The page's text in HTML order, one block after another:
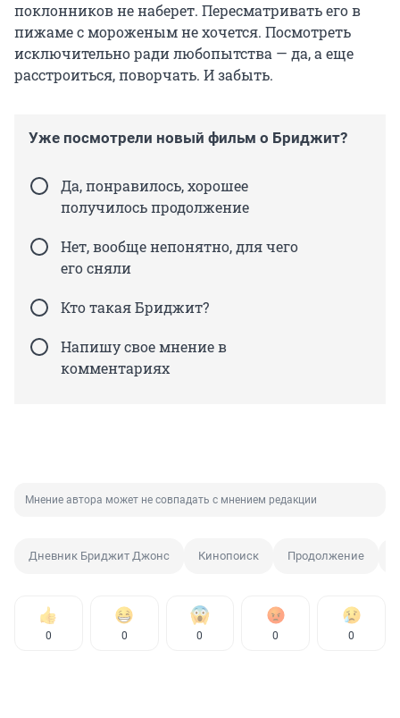
поклонников не наберет. Пересматривать его в
пижаме с мороженым не хочется. Посмотреть
исключительно ради любопытства — да, а еще
расстроиться, поворчать. И забыть.
Уже посмотрели новый фильм о Бриджит?
Да, понравилось, хорошее
получилось продолжение
Нет, вообще непонятно, для чего
его сняли
Кто такая Бриджит?
Напишу свое мнение в
комментариях
Мнение автора может не совпадать с мнением редакции
Дневник Бриджит Джонс Кинопоиск Продолжение
0 0 0 0 0